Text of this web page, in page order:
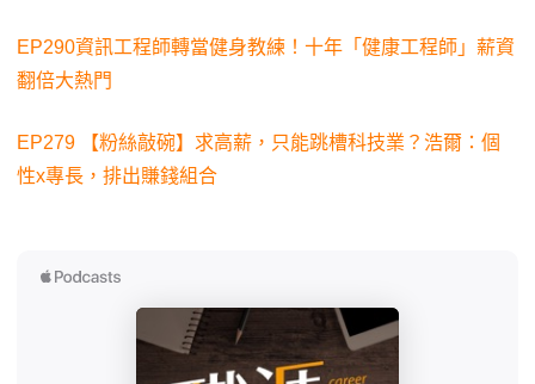
EP290資訊工程師轉當健身教練！十年「健康工程師」薪資
翻倍大熱門
EP279 【粉絲敲碗】求高薪，只能跳槽科技業？浩爾：個
性x專長，排出賺錢組合